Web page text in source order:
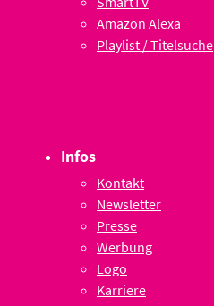
Amazon Alexa
Playlist / Titelsuche
Infos
Kontakt
Newsletter
Presse
Werbung
Logo
Karriere